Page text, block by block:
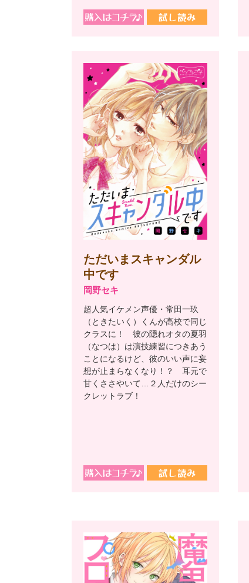
ただいまスキャンダル
中です
岡野セキ
超人気イケメン声優・常田一玖
（ときたいく）くんが高校で同じ
クラスに！ 彼の隠れオタの夏羽
（なつは）は演技練習につきあう
ことになるけど、彼のいい声に妄
想が止まらなくなり！？ 耳元で
甘くささやいて…２人だけのシー
クレットラブ！